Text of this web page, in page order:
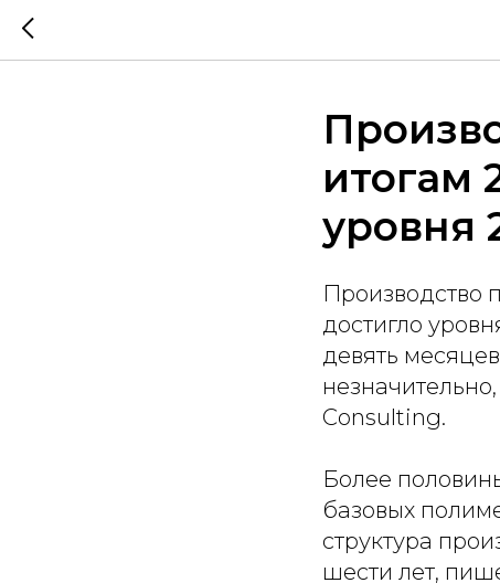
итогам
уровня
Производство
достигло
девять
Consulting.
Более
базовых
структура
шести лет,